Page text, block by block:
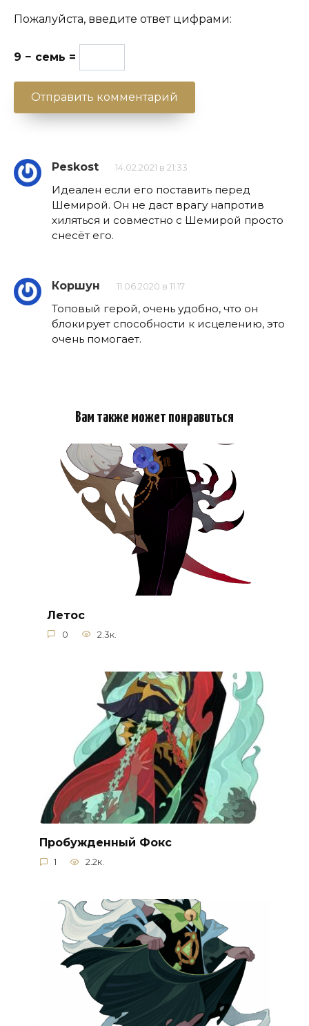
Пожалуйста, введите ответ цифрами:
9 − семь =
Peskost 14.02.2021 в 21:33
Идеален если его поставить перед
Шемирой. Он не даст врагу напротив
хиляться и совместно с Шемирой просто
снесёт его.
Коршун 11.06.2020 в 11:17
Топовый герой, очень удобно, что он
блокирует способности к исцелению, это
очень помогает.
Вам также может понравиться
Летос
0 2.3к.
Пробужденный Фокс
1 2.2к.